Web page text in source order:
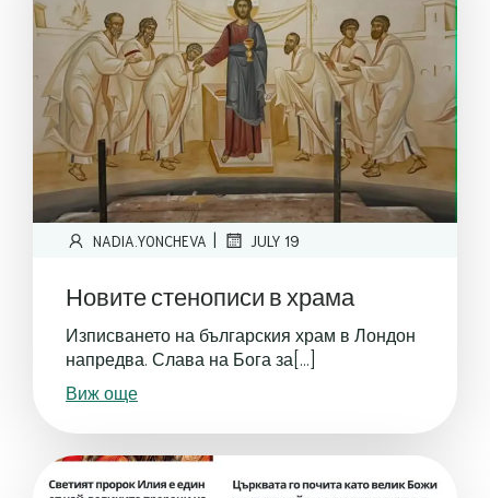
NADIA.YONCHEVA | JULY 19
Новите стенописи в храма
Изписването на българския храм в Лондон
напредва. Слава на Бога за[…]
Виж още